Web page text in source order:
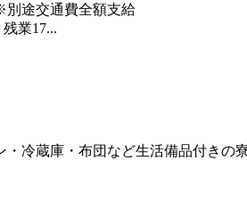
別途交通費全額支給
業17...
・冷蔵庫・布団など生活備品付きの